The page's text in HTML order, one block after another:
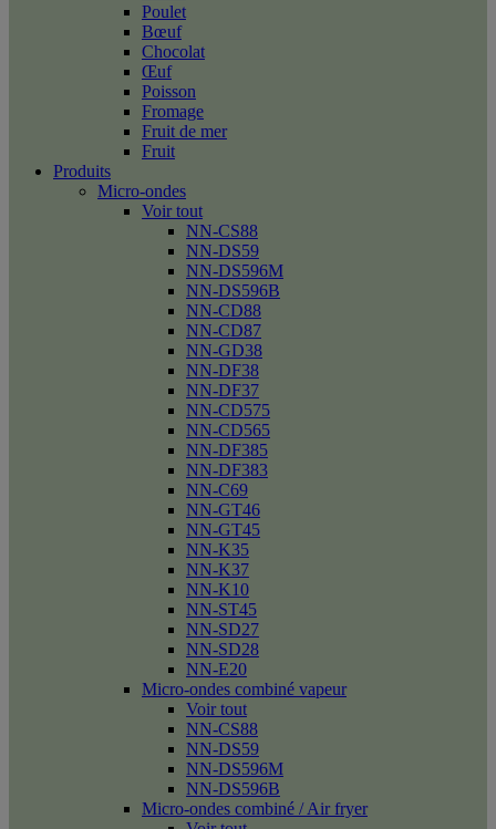
Poulet
Bœuf
Chocolat
Œuf
Poisson
Fromage
Fruit de mer
Fruit
Produits
Micro-ondes
Voir tout
NN-CS88
NN-DS59
NN-DS596M
NN-DS596B
NN-CD88
NN-CD87
NN-GD38
NN-DF38
NN-DF37
NN-CD575
NN-CD565
NN-DF385
NN-DF383
NN-C69
NN-GT46
NN-GT45
NN-K35
NN-K37
NN-K10
NN-ST45
NN-SD27
NN-SD28
NN-E20
Micro-ondes combiné vapeur
Voir tout
NN-CS88
NN-DS59
NN-DS596M
NN-DS596B
Micro-ondes combiné / Air fryer